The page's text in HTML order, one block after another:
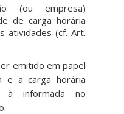
(ou empresa)
de carga horária
atividades (cf. Art.
emitido em papel
e a carga horária
à informada no